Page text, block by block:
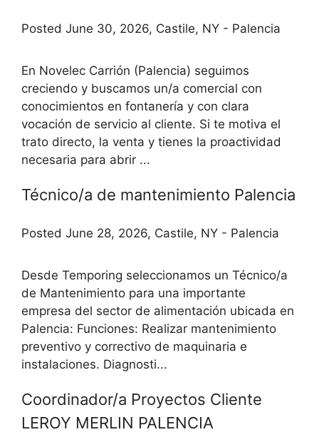
Posted June 30, 2026, Castile, NY - Palencia
En Novelec Carrión (Palencia) seguimos
creciendo y buscamos un/a comercial con
conocimientos en fontanería y con clara
vocación de servicio al cliente. Si te motiva el
trato directo, la venta y tienes la proactividad
necesaria para abrir ...
Técnico/a de mantenimiento Palencia
Posted June 28, 2026, Castile, NY - Palencia
Desde Temporing seleccionamos un Técnico/a
de Mantenimiento para una importante
empresa del sector de alimentación ubicada en
Palencia: Funciones: Realizar mantenimiento
preventivo y correctivo de maquinaria e
instalaciones. Diagnosti...
Coordinador/a Proyectos Cliente
LEROY MERLIN PALENCIA